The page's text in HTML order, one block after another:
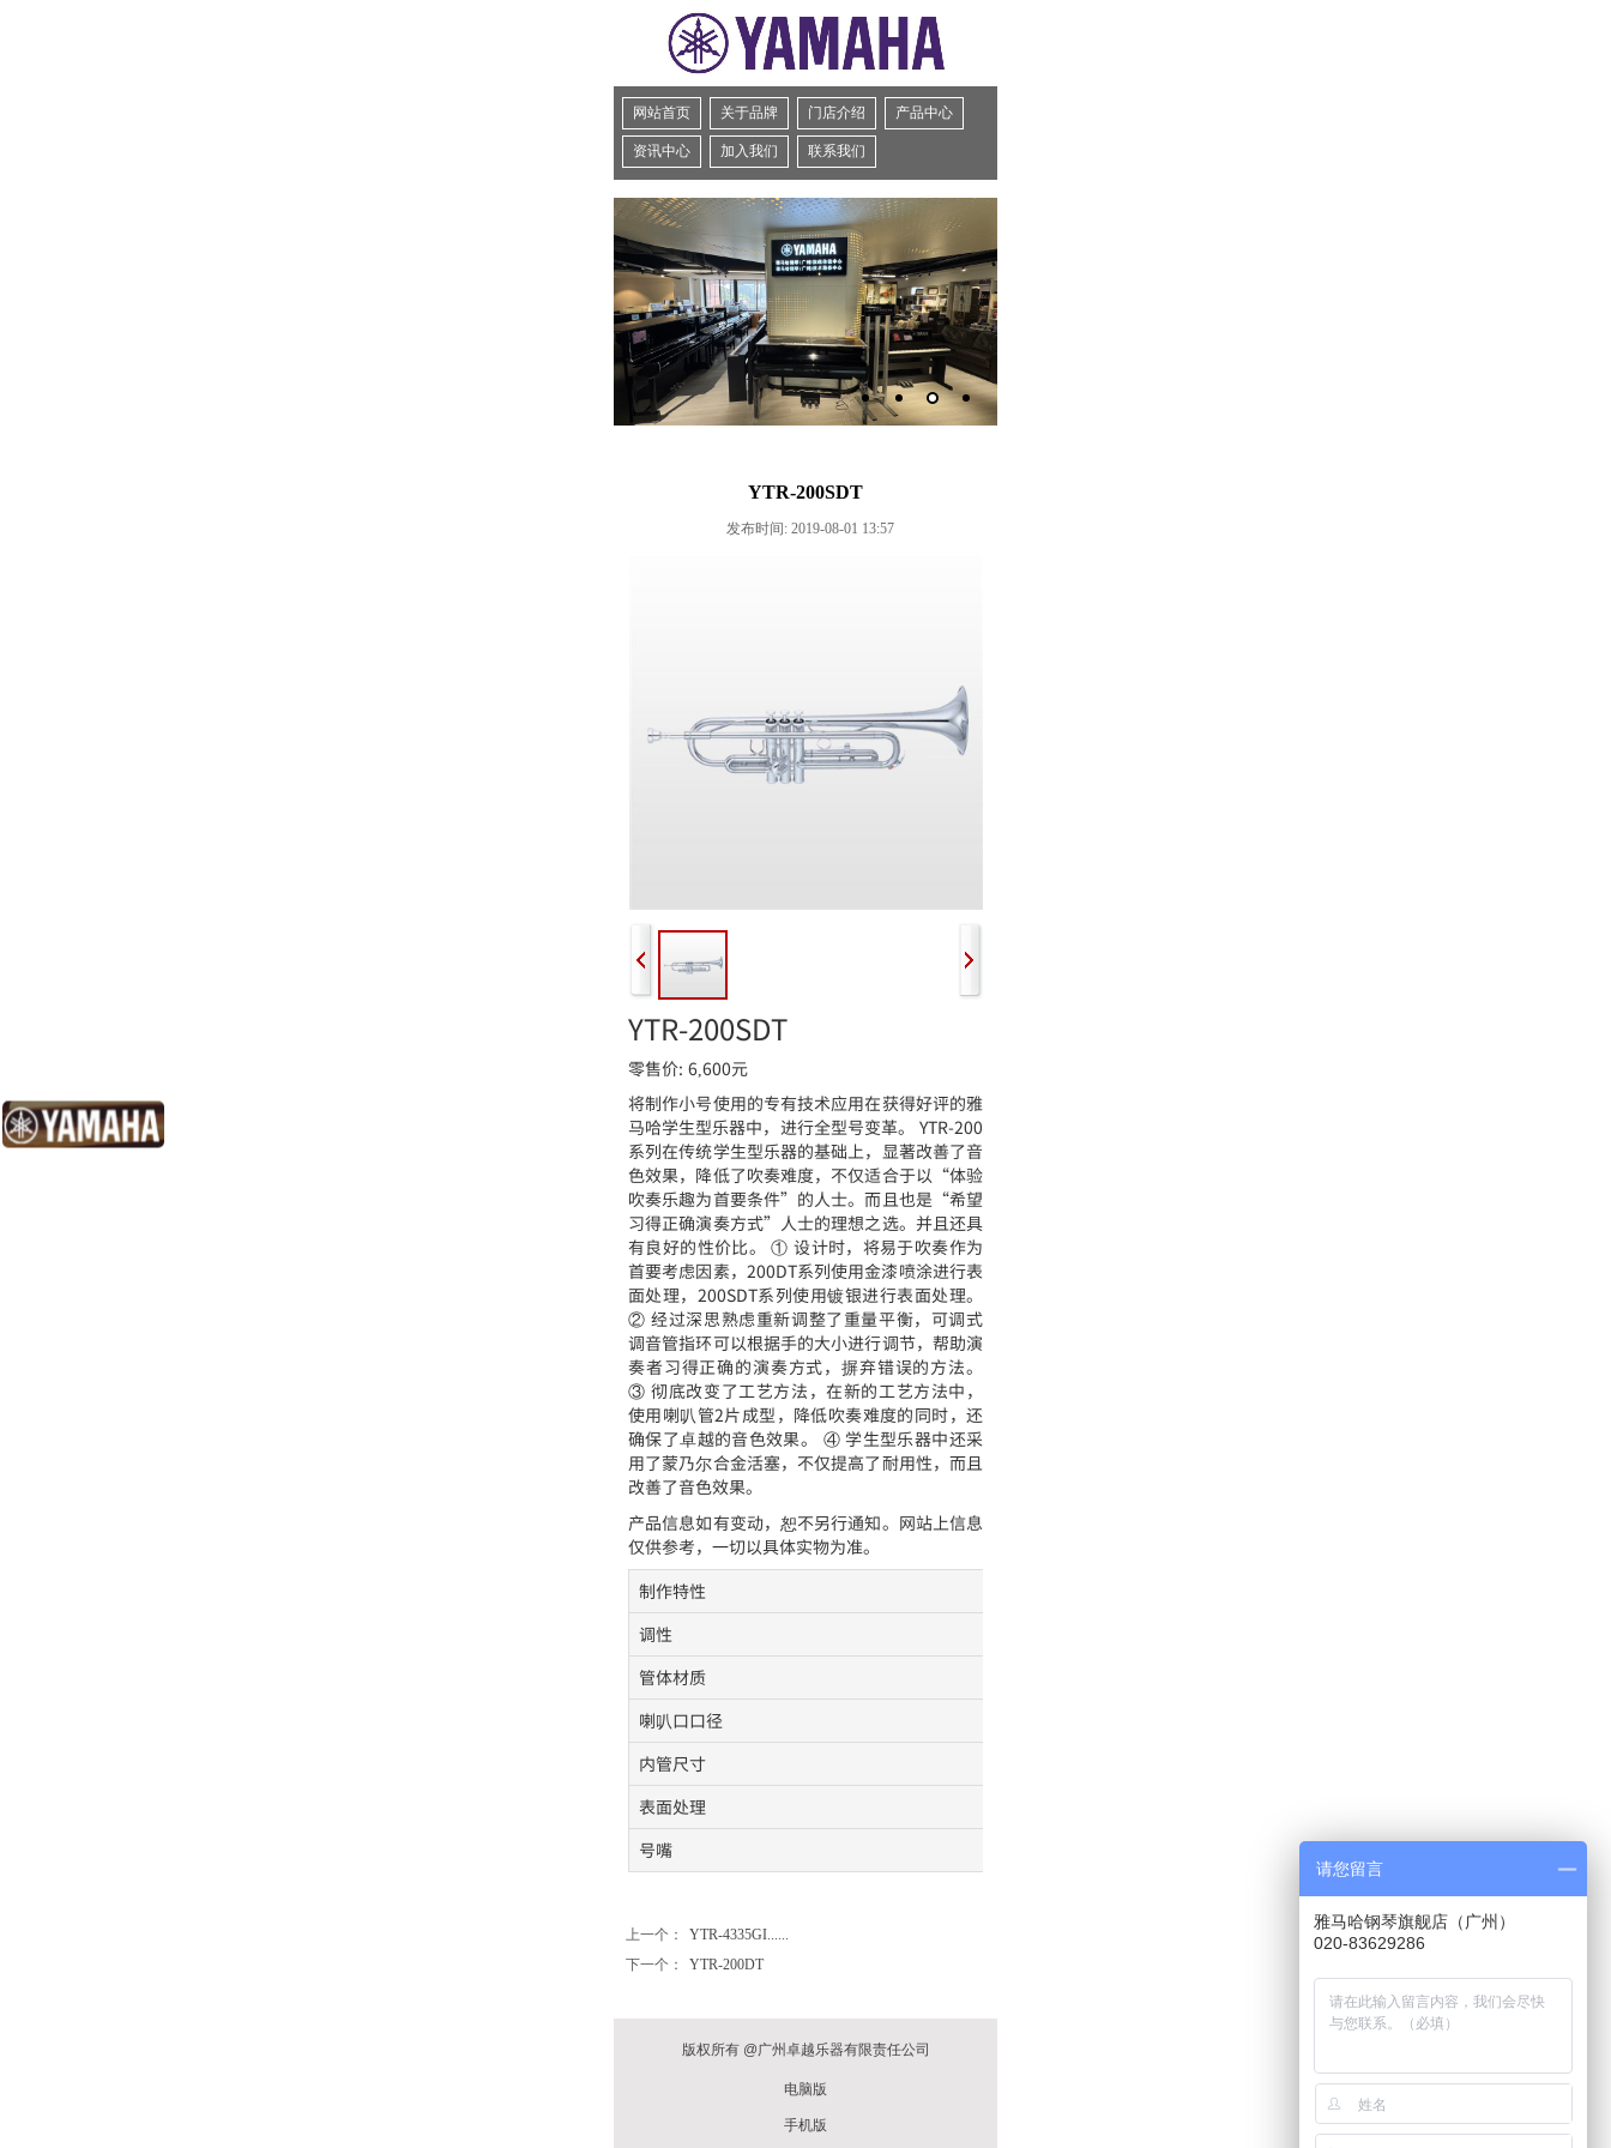
网站首页 关于品牌 门店介绍 产品中心
资讯中心 加入我们 联系我们
YTR-200SDT
发布时间: 2019-08-01 13:57
YTR-200SDT
零售价: 6,600元
将制作小号使用的专有技术应用在获得好评的雅
马哈学生型乐器中，进行全型号变革。 YTR-200
系列在传统学生型乐器的基础上，显著改善了音
色效果，降低了吹奏难度，不仅适合于以“体验
吹奏乐趣为首要条件”的人士。而且也是“希望
习得正确演奏方式”人士的理想之选。并且还具
有良好的性价比。 ① 设计时，将易于吹奏作为
首要考虑因素，200DT系列使用金漆喷涂进行表
面处理，200SDT系列使用镀银进行表面处理。
② 经过深思熟虑重新调整了重量平衡，可调式
调音管指环可以根据手的大小进行调节，帮助演
奏者习得正确的演奏方式，摒弃错误的方法。
③ 彻底改变了工艺方法，在新的工艺方法中，
使用喇叭管2片成型，降低吹奏难度的同时，还
确保了卓越的音色效果。 ④ 学生型乐器中还采
用了蒙乃尔合金活塞，不仅提高了耐用性，而且
改善了音色效果。
产品信息如有变动，恕不另行通知。网站上信息
仅供参考，一切以具体实物为准。
制作特性
调性
管体材质
喇叭口口径
内管尺寸
表面处理
号嘴
TR-11B4
上一个：
YTR-4335GI......
下一个：
YTR-200DT
手机版
版权所有 @广州卓越乐器有限责任公司
电脑版
请您留言
雅马哈钢琴旗舰店（广州）
020-83629286